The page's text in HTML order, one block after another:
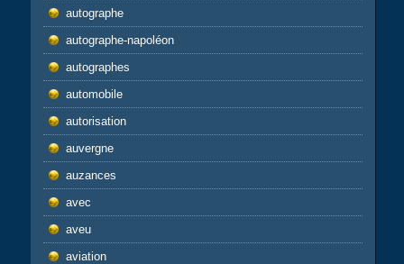
autographe
autographe-napoléon
autographes
automobile
autorisation
auvergne
auzances
avec
aveu
aviation